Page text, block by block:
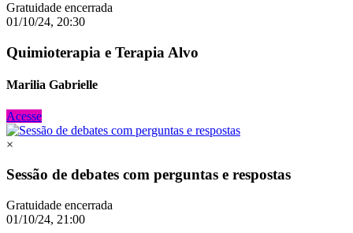
Gratuidade encerrada
01/10/24, 20:30
Quimioterapia e Terapia Alvo
Marilia Gabrielle
Acesse
×
Sessão de debates com perguntas e respostas
Gratuidade encerrada
01/10/24, 21:00